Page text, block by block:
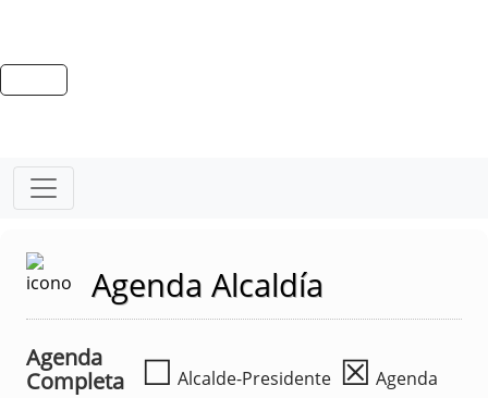
Agenda Alcaldía
Agenda
Completa
☐ Alcalde-Presidente ☒ Agenda